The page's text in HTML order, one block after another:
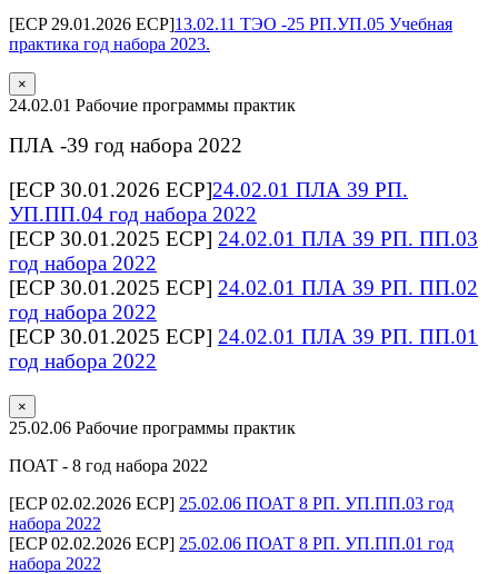
[ECP 29.01.2026 ECP]13.02.11 ТЭО -25 РП.УП.05 Учебная
практика год набора 2023.
×
24.02.01 Рабочие программы практик
ПЛА -39 год набора 2022
[ECP 30.01.2026 ECP]24.02.01 ПЛА 39 РП.
УП.ПП.04 год набора 2022
[ECP 30.01.2025 ECP] 24.02.01 ПЛА 39 РП. ПП.03
год набора 2022
[ECP 30.01.2025 ECP] 24.02.01 ПЛА 39 РП. ПП.02
год набора 2022
[ECP 30.01.2025 ECP] 24.02.01 ПЛА 39 РП. ПП.01
год набора 2022
×
25.02.06 Рабочие программы практик
ПОАТ - 8 год набора 2022
[ECP 02.02.2026 ECP] 25.02.06 ПОАТ 8 РП. УП.ПП.03 год
набора 2022
[ECP 02.02.2026 ECP] 25.02.06 ПОАТ 8 РП. УП.ПП.01 год
набора 2022